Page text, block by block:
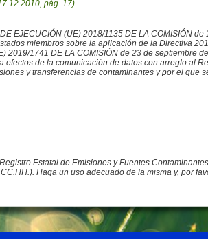
pág. 17)
EJECUCIÓN (UE) 2018/1135 DE LA COMISIÓN
miembros sobre la aplicación de la Directiva
2019/1741 DE LA COMISIÓN de 23 de septiembre
de la comunicación de datos con arreglo al
y transferencias de contaminantes y por el que
Estatal de Emisiones y Fuentes
Haga un uso adecuado de la misma y, por